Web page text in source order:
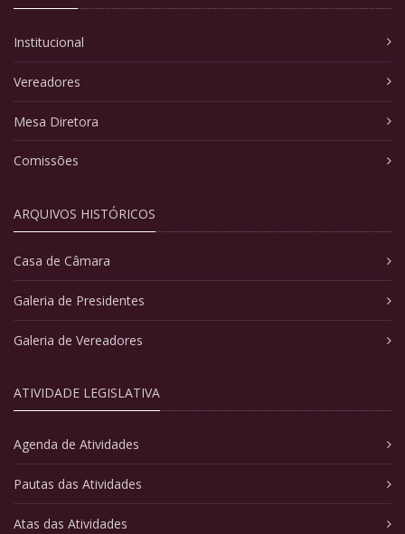
Institucional
Vereadores
Mesa Diretora
Comissões
ARQUIVOS HISTÓRICOS
Casa de Câmara
Galeria de Presidentes
Galeria de Vereadores
ATIVIDADE LEGISLATIVA
Agenda de Atividades
Pautas das Atividades
Atas das Atividades